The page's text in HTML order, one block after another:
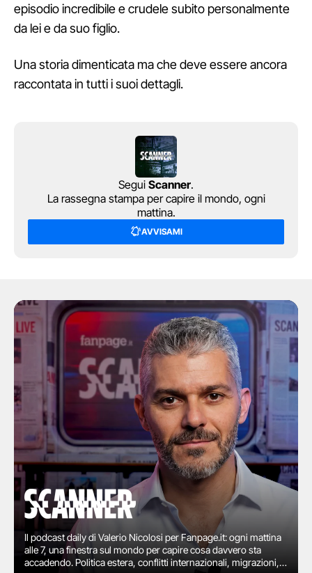
episodio incredibile e crudele subito personalmente
da lei e da suo figlio.
Una storia dimenticata ma che deve essere ancora
raccontata in tutti i suoi dettagli.
Segui Scanner.
La rassegna stampa per capire il mondo, ogni
mattina.
AVVISAMI
Il podcast daily di Valerio Nicolosi per Fanpage.it: ogni mattina
alle 7, una finestra sul mondo per capire cosa davvero sta
accadendo. Politica estera, conflitti internazionali, migrazioni,